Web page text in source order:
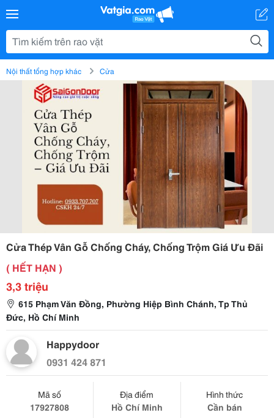
Nội thất tổng hợp khác Cửa
Cửa Thép Vân Gỗ Chống Cháy, Chống Trộm Giá Ưu Đãi
( HẾT HẠN )
3,3 triệu
615 Phạm Văn Đồng, Phường Hiệp Bình Chánh, Tp Thủ
Đức, Hồ Chí Minh
Happydoor
0931 424 871
Mã số
17927808
Địa điểm
Hồ Chí Minh
Hình thức
Cần bán